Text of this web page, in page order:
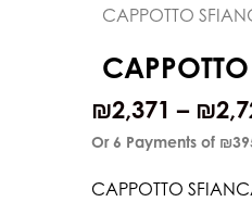
CAPPOTTO
₪2,371 – ₪
Or 6 Payments of
CAPPOTTO